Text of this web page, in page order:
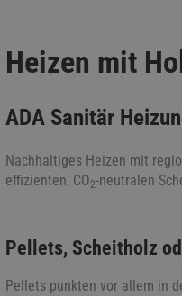
Heizen mit
ADA Sanitär
Nachhaltiges Heizen mit
effizienten, CO2-neutralen
Pellets, Scheitholz
Pellets punkten vor allem in